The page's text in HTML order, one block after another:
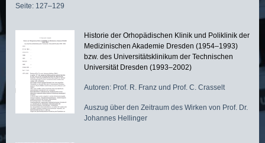
Seite: 127–129
Historie der Orhopädischen Klinik und Poliklinik der
Medizinischen Akademie Dresden (1954–1993)
bzw. des Universitätsklinikum der Technischen
Universität Dresden (1993–2002)
Autoren: Prof. R. Franz und Prof. C. Crasselt
Auszug über den Zeitraum des Wirken von Prof. Dr.
Johannes Hellinger